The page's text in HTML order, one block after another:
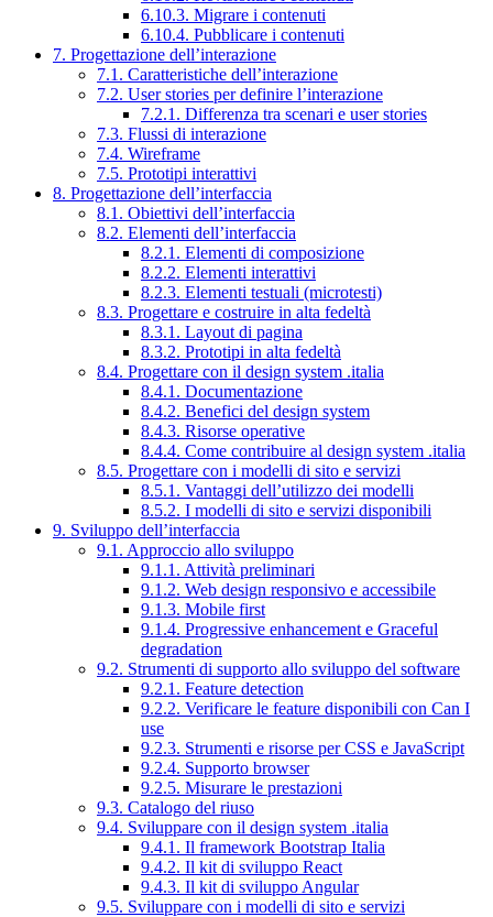
6.10.3. Migrare i contenuti
6.10.4. Pubblicare i contenuti
7. Progettazione dell’interazione
7.1. Caratteristiche dell’interazione
7.2. User stories per definire l’interazione
7.2.1. Differenza tra scenari e user stories
7.3. Flussi di interazione
7.4. Wireframe
7.5. Prototipi interattivi
8. Progettazione dell’interfaccia
8.1. Obiettivi dell’interfaccia
8.2. Elementi dell’interfaccia
8.2.1. Elementi di composizione
8.2.2. Elementi interattivi
8.2.3. Elementi testuali (microtesti)
8.3. Progettare e costruire in alta fedeltà
8.3.1. Layout di pagina
8.3.2. Prototipi in alta fedeltà
8.4. Progettare con il design system .italia
8.4.1. Documentazione
8.4.2. Benefici del design system
8.4.3. Risorse operative
8.4.4. Come contribuire al design system .italia
8.5. Progettare con i modelli di sito e servizi
8.5.1. Vantaggi dell’utilizzo dei modelli
8.5.2. I modelli di sito e servizi disponibili
9. Sviluppo dell’interfaccia
9.1. Approccio allo sviluppo
9.1.1. Attività preliminari
9.1.2. Web design responsivo e accessibile
9.1.3. Mobile first
9.1.4. Progressive enhancement e Graceful
degradation
9.2. Strumenti di supporto allo sviluppo del software
9.2.1. Feature detection
9.2.2. Verificare le feature disponibili con Can I
use
9.2.3. Strumenti e risorse per CSS e JavaScript
9.2.4. Supporto browser
9.2.5. Misurare le prestazioni
9.3. Catalogo del riuso
9.4. Sviluppare con il design system .italia
9.4.1. Il framework Bootstrap Italia
9.4.2. Il kit di sviluppo React
9.4.3. Il kit di sviluppo Angular
9.5. Sviluppare con i modelli di sito e servizi